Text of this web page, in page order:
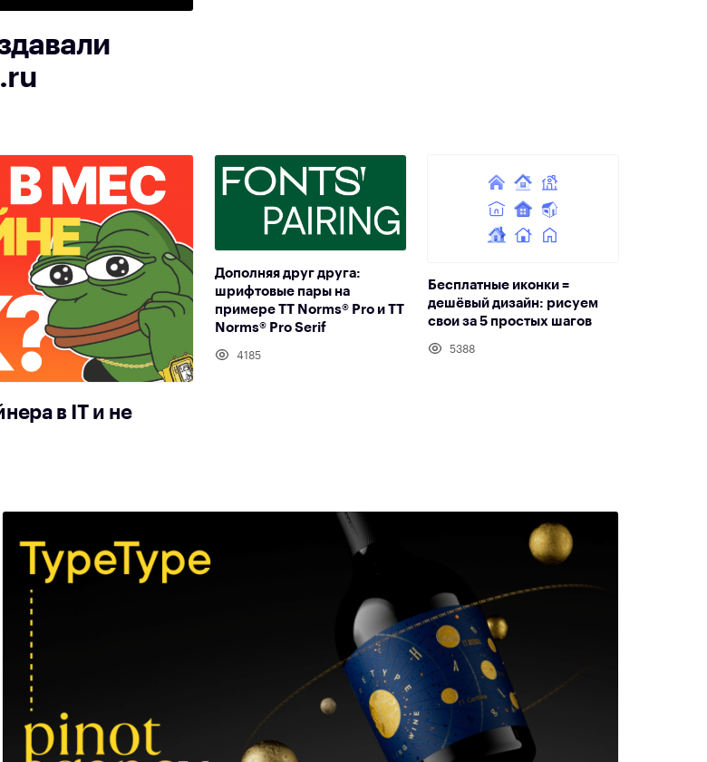
в IT и не
Дополняя друг друга:
шрифтовые пары на
примере TT Norms® Pro и TT
Norms® Pro Serif
4185
Бесплатные иконки =
дешёвый дизайн: рисуем
свои за 5 простых шагов
5388